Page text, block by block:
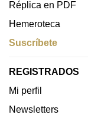
Réplica en PDF
Hemeroteca
Suscríbete
REGISTRADOS
Mi perfil
Newsletters